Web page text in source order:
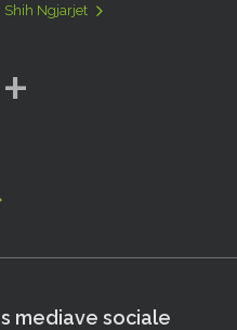
Shih Ngjarjet
mediave sociale